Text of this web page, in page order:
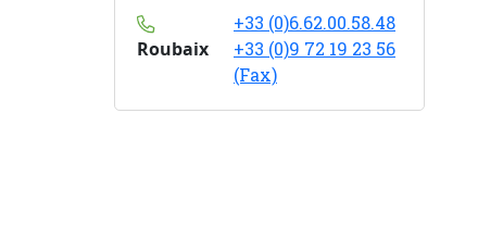
Roubaix
+33 (0)6.62.00.58.48
+33 (0)9 72 19 23 56
(Fax)